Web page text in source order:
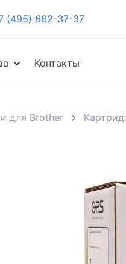
(495) 662-37-37
Контакты
для Brother